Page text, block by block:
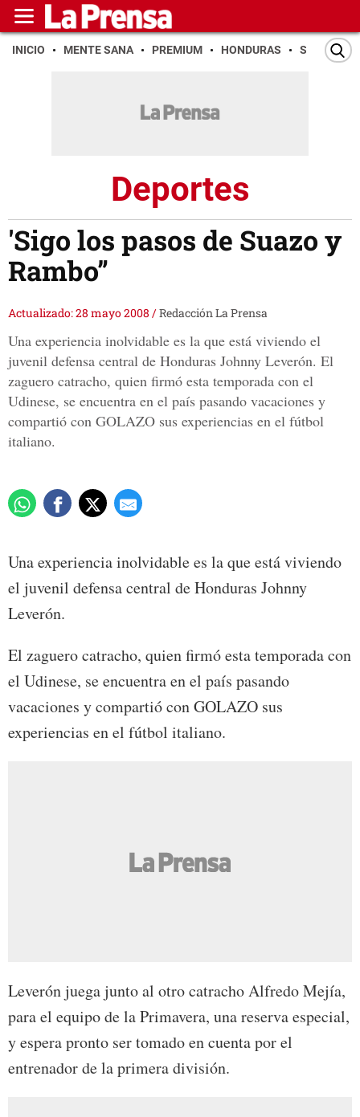
INICIO MENTE SANA PREMIUM HONDURAS SAN PEDRO
Deportes
'Sigo los pasos de Suazo y
Rambo”
Actualizado: 28 mayo 2008 /Redacción La Prensa
Una experiencia inolvidable es la que está viviendo el
juvenil defensa central de Honduras Johnny Leverón. El
zaguero catracho, quien firmó esta temporada con el
Udinese, se encuentra en el país pasando vacaciones y
compartió con GOLAZO sus experiencias en el fútbol
italiano.
Una experiencia inolvidable es la que está viviendo
el juvenil defensa central de Honduras Johnny
Leverón.
El zaguero catracho, quien firmó esta temporada con
el Udinese, se encuentra en el país pasando
vacaciones y compartió con GOLAZO sus
experiencias en el fútbol italiano.
Leverón juega junto al otro catracho Alfredo Mejía,
para el equipo de la Primavera, una reserva especial,
y espera pronto ser tomado en cuenta por el
entrenador de la primera división.